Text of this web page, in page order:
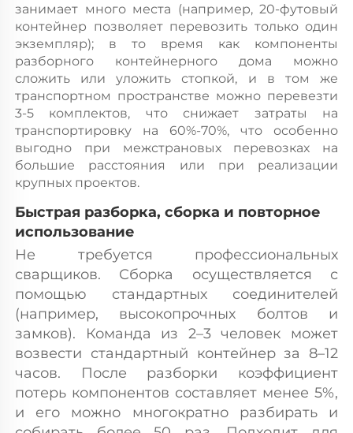
занимает много места (например, 20-футовый
контейнер позволяет перевозить только один
экземпляр); в то время как компоненты
разборного контейнерного дома можно
сложить или уложить стопкой, и в том же
транспортном пространстве можно перевезти
3-5 комплектов, что снижает затраты на
транспортировку на 60%-70%, что особенно
выгодно при межстрановых перевозках на
большие расстояния или при реализации
крупных проектов.
Быстрая разборка, сборка и повторное
использование
Не требуется профессиональных
сварщиков. Сборка осуществляется с
помощью стандартных соединителей
(например, высокопрочных болтов и
замков). Команда из 2–3 человек может
возвести стандартный контейнер за 8–12
часов. После разборки коэффициент
потерь компонентов составляет менее 5%,
и его можно многократно разбирать и